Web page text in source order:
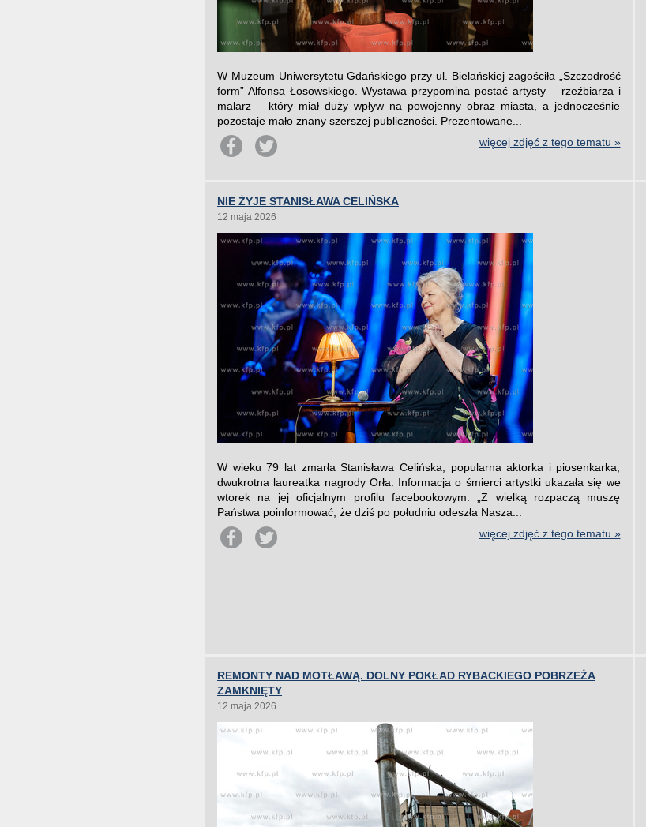
W Muzeum Uniwersytetu Gdańskiego przy ul. Bielańskiej zagościła „Szczodrość
form” Alfonsa Łosowskiego. Wystawa przypomina postać artysty – rzeźbiarza i
malarz – który miał duży wpływ na powojenny obraz miasta, a jednocześnie
pozostaje mało znany szerszej publiczności. Prezentowane...
więcej zdjęć z tego tematu »
NIE ŻYJE STANISŁAWA CELIŃSKA
12 maja 2026
W wieku 79 lat zmarła Stanisława Celińska, popularna aktorka i piosenkarka,
dwukrotna laureatka nagrody Orła. Informacja o śmierci artystki ukazała się we
wtorek na jej oficjalnym profilu facebookowym. „Z wielką rozpaczą muszę
Państwa poinformować, że dziś po południu odeszła Nasza...
więcej zdjęć z tego tematu »
REMONTY NAD MOTŁAWĄ. DOLNY POKŁAD RYBACKIEGO POBRZEŻA
ZAMKNIĘTY
12 maja 2026